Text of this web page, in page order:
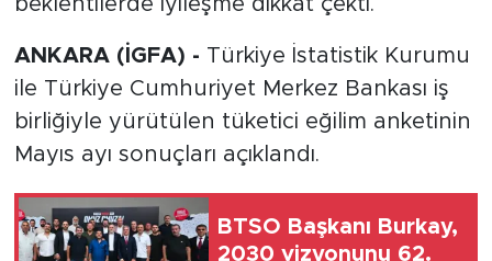
beklentilerde iyileşme dikkat çekti.
ANKARA (İGFA) - Türkiye İstatistik Kurumu
ile Türkiye Cumhuriyet Merkez Bankası iş
birliğiyle yürütülen tüketici eğilim anketinin
Mayıs ayı sonuçları açıklandı.
BTSO Başkanı Burkay,
2030 vizyonunu 62.